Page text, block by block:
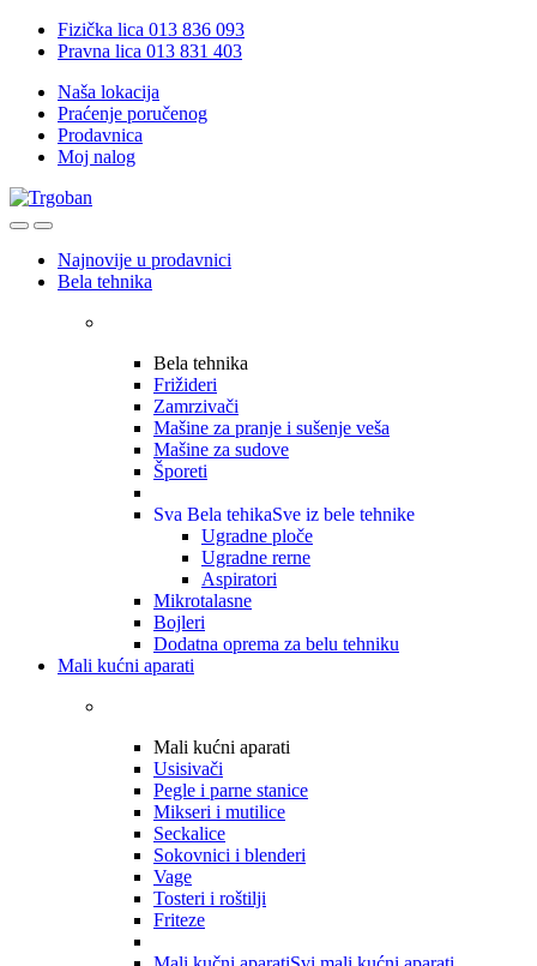
Skip
Skip
Fizička lica 013 836 093
Pravna lica 013 831 403
Naša lokacija
Praćenje poručenog
Prodavnica
Moj nalog
OpenClose
Najnovije u prodavnici
Bela tehnika
Bela tehnika
Frižideri
Zamrzivači
Mašine za pranje i sušenje veša
Mašine za sudove
Šporeti
Sva Bela tehikaSve iz bele tehnike
Ugradne ploče
Ugradne rerne
Aspiratori
Mikrotalasne
Bojleri
Dodatna oprema za belu tehniku
Mali kućni aparati
Mali kućni aparati
Usisivači
Pegle i parne stanice
Mikseri i mutilice
Seckalice
Sokovnici i blenderi
Vage
Tosteri i roštilji
Friteze